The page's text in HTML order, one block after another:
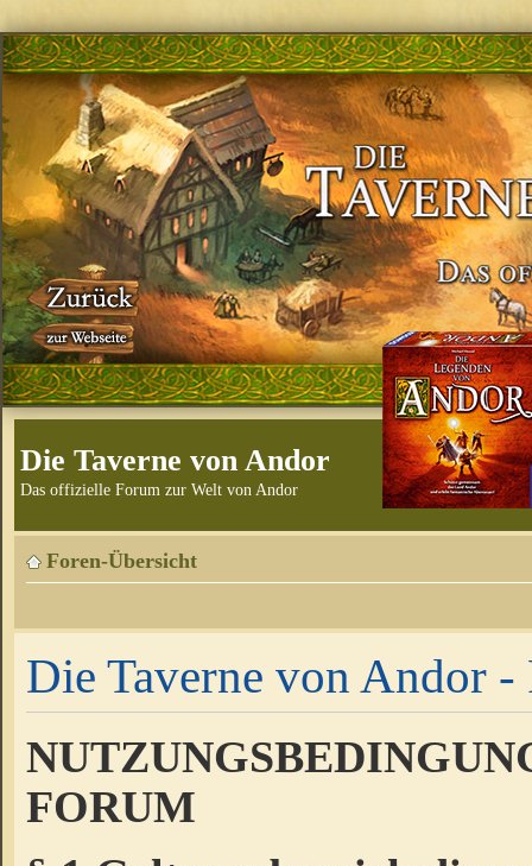
Die Taverne von Andor
Das offizielle Forum zur Welt von Andor
Foren-Übersicht
Die Taverne von Andor -
FORUM